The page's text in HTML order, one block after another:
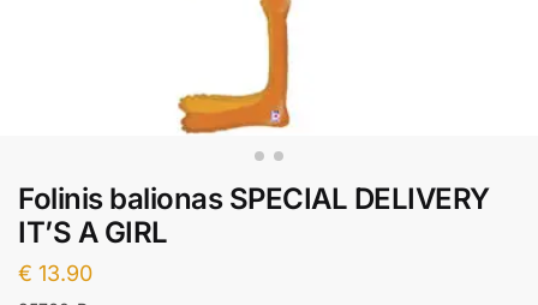
Folinis balionas SPECIAL DELIVERY
IT’S A GIRL
€ 13.90